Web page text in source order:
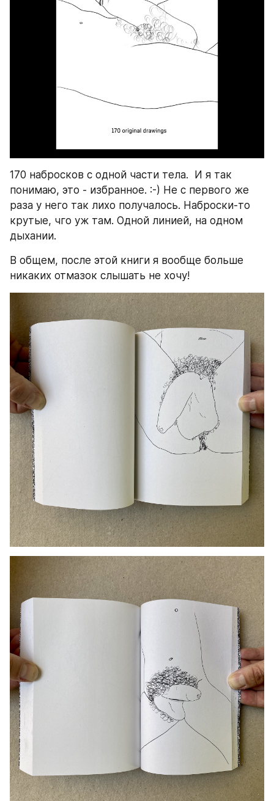
170 набросков с одной части тела.  И я так
понимаю, это - избранное. :-) Не с первого же
раза у него так лихо получалось. Наброски-то
крутые, чго уж там. Одной линией, на одном
дыхании.
В общем, после этой книги я вообще больше
никаких отмазок слышать не хочу!